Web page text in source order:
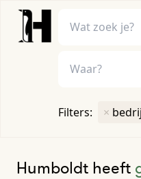
Filters: ×
Humboldt heeft